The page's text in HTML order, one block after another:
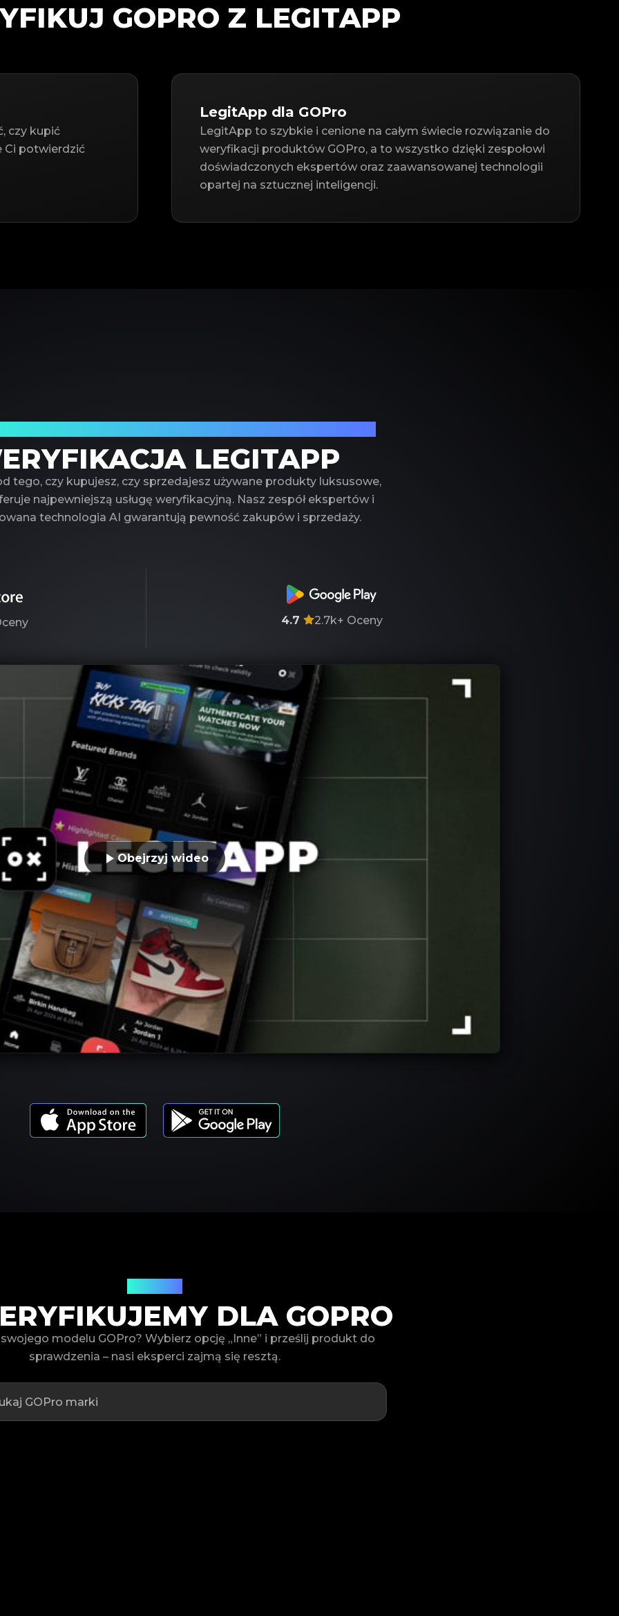
GOPRO Z LEGITAPP
czy kupić
Ci potwierdzić
LegitApp dla GOPro
LegitApp to szybkie i cenione na całym świecie rozwiązanie do
weryfikacji produktów GOPro, a to wszystko dzięki zespołowi
doświadczonych ekspertów oraz zaawansowanej technologii
opartej na sztucznej inteligencji.
LEGITAPP
tego, czy kupujesz, czy sprzedajesz używane produkty luksusowe,
najpewniejszą usługę weryfikacyjną. Nasz zespół ekspertów i
technologia AI gwarantują pewność zakupów i sprzedaży.
4.7 2.7k+ Oceny
Obejrzyj wideo
DLA GOPRO
modelu GOPro? Wybierz opcję „Inne” i prześlij produkt do
sprawdzenia – nasi eksperci zajmą się resztą.